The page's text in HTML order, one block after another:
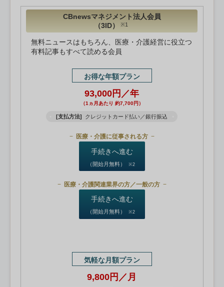
CBnewsマネジメント法人会員
（3ID）
※1
無料ニュースはもちろん、医療・介護経営に役立つ
有料記事もすべて読める会員
お得な年額プラン
93,000円／年
（1ヵ月あたり 約7,700円）
[支払方法] クレジットカード払い／銀行振込
医療・介護に従事される方
手続きへ進む
（開始月無料） ※2
医療・介護関連業界の方／一般の方
手続きへ進む
（開始月無料） ※2
気軽な月額プラン
9,800円／月